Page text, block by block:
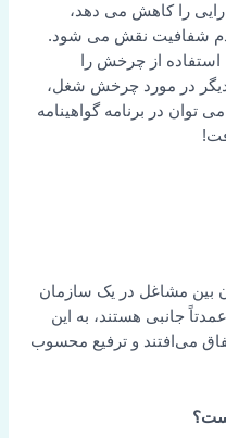
را کاهش می دهد،
عدم شفافیت نقش می شود.
استفاده از چرخش را
در مورد چرخش شغل،
در برنامه گواهینامه
بین مشاغل در یک سازمان
جانبی هستند، به این
می‌افتند و ترفیع محسوب